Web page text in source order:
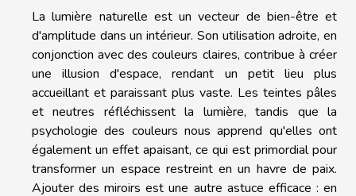
La lumière naturelle est un vecteur de bien-être et
d'amplitude dans un intérieur. Son utilisation adroite, en
conjonction avec des couleurs claires, contribue à créer
une illusion d'espace, rendant un petit lieu plus
accueillant et paraissant plus vaste. Les teintes pâles
et neutres réfléchissent la lumière, tandis que la
psychologie des couleurs nous apprend qu'elles ont
également un effet apaisant, ce qui est primordial pour
transformer un espace restreint en un havre de paix.
Ajouter des miroirs est une autre astuce efficace : en